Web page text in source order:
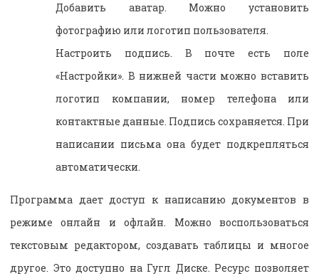
Добавить аватар. Можно установить
фотографию или логотип пользователя.
Настроить подпись. В почте есть поле
«Настройки». В нижней части можно вставить
логотип компании, номер телефона или
контактные данные. Подпись сохраняется. При
написании письма она будет подкрепляться
автоматически.
Программа дает доступ к написанию документов в
режиме онлайн и офлайн. Можно воспользоваться
текстовым редактором, создавать таблицы и многое
другое. Это доступно на Гугл Диске. Ресурс позволяет